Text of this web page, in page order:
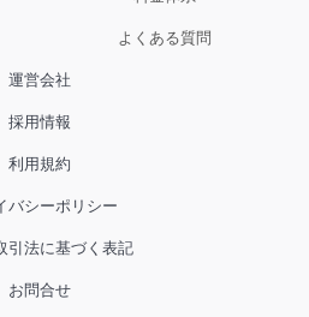
よくある質問
運営会社
採用情報
利用規約
バシーポリシー
引法に基づく表記
お問合せ